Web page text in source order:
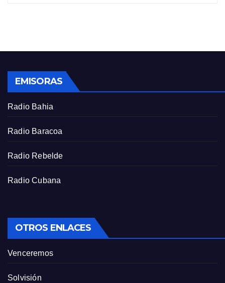
EMISORAS
Radio Bahia
Radio Baracoa
Radio Rebelde
Radio Cubana
OTROS ENLACES
Venceremos
Solvisión